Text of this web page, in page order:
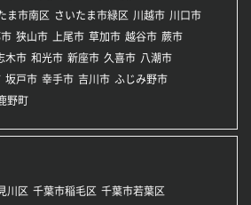
ま市南区 さいたま市緑区 川越市 川口市
狭山市 上尾市 草加市 越谷市 蕨市
木市 和光市 新座市 久喜市 八潮市
坂戸市 幸手市 吉川市 ふじみ野市
野町
川区 千葉市稲毛区 千葉市若葉区